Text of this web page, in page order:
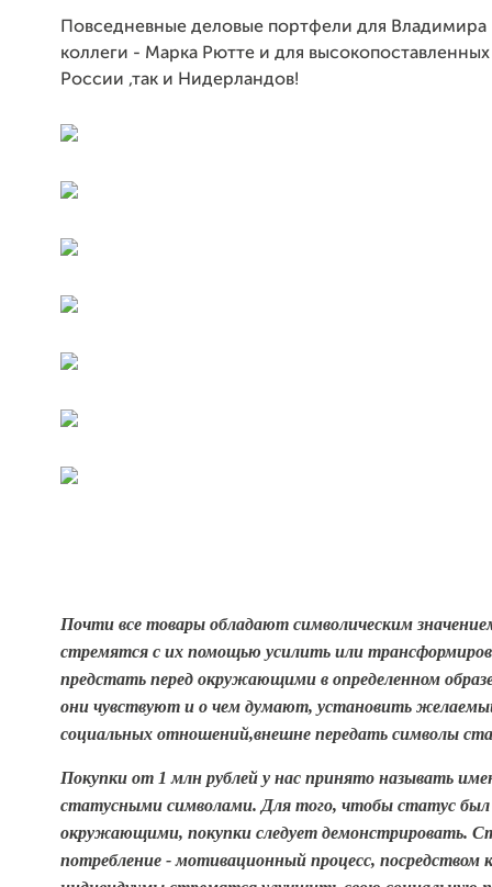
Повседневные деловые портфели для Владимира
коллеги - Марка Рютте и для высокопоставленных
России ,так и Нидерландов!
Почти все товары обладают символическим
стремятся с их помощью усилить или
предстать перед окружающими в определенном
они чувствуют и о чем думают, установить
социальных отношений,внешне передать символы
Покупки от 1 млн рублей у нас принято называть
статусными символами. Для того, чтобы статус был
окружающими, покупки следует демонстрировать.
потребление - мотивационный процесс, посредством